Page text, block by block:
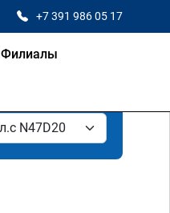
+7 391 986 05 17
Филиалы